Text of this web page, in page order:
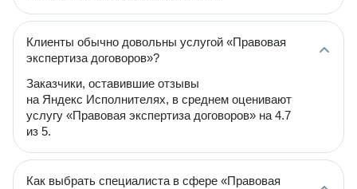
Клиенты обычно довольны услугой «Правовая
экспертиза договоров»?
Заказчики, оставившие отзывы
на Яндекс Исполнителях, в среднем оценивают
услугу «Правовая экспертиза договоров» на 4.7
из 5.
Как выбрать специалиста в сфере «Правовая